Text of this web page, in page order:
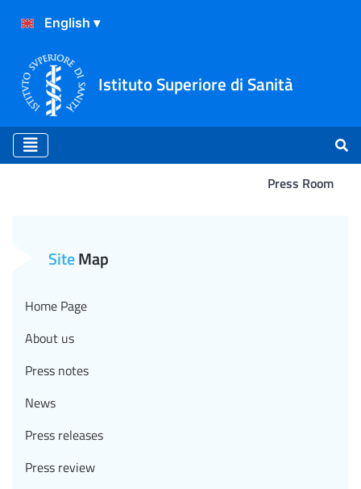
Istituto Superiore di Sanità
Press Room
SiteMap
Home Page
About us
Press notes
News
Press releases
Press review